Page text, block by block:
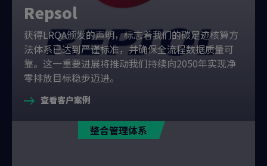
Repsol
获得LRQA颁发的声明，标志着我们的碳足迹核算方
法体系已达到严谨标准，并确保全流程数据质量可
靠。这一重要进展将推动我们持续向2050年实现净
零排放目标稳步迈进。
查看客户案例
整合管理体系